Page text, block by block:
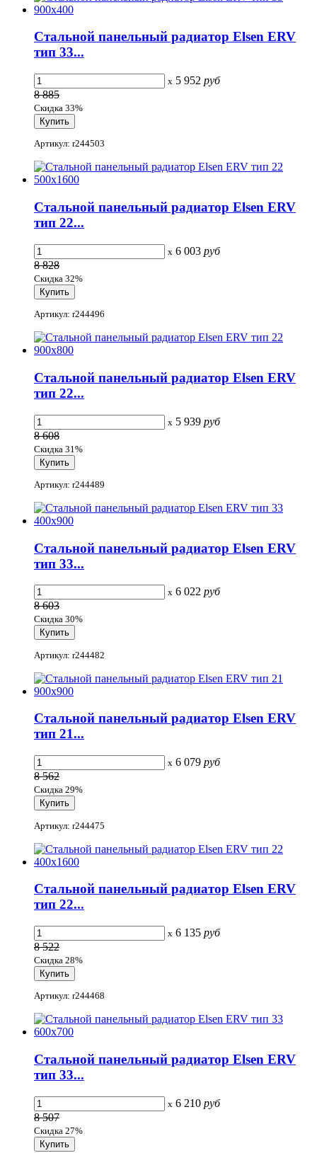
Стальной панельный радиатор Elsen ERV
тип 33...
x 5 952 руб
8 885
Скидка 33%
Артикул: r244503
Стальной панельный радиатор Elsen ERV
тип 22...
x 6 003 руб
8 828
Скидка 32%
Артикул: r244496
Стальной панельный радиатор Elsen ERV
тип 22...
x 5 939 руб
8 608
Скидка 31%
Артикул: r244489
Стальной панельный радиатор Elsen ERV
тип 33...
x 6 022 руб
8 603
Скидка 30%
Артикул: r244482
Стальной панельный радиатор Elsen ERV
тип 21...
x 6 079 руб
8 562
Скидка 29%
Артикул: r244475
Стальной панельный радиатор Elsen ERV
тип 22...
x 6 135 руб
8 522
Скидка 28%
Артикул: r244468
Стальной панельный радиатор Elsen ERV
тип 33...
x 6 210 руб
8 507
Скидка 27%